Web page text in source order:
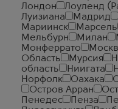
Лондон
Лоуленд
Луизиана
Мадрид
Мариинск
Марсель
Мельбурн
Милан
Монферрато
Область
Мурсия
область
Ниигата
Норфолк
Оахака
Остров Арран
Пенедес
Пенза